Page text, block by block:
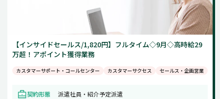
【インサイドセールス/1,820円】フルタイム◇9月◇高時給29
万超！アポイント獲得業務
カスタマーサポート・コールセンター カスタマーサクセス セールス・企画営業
契約形態
派遣社員・紹介予定派遣